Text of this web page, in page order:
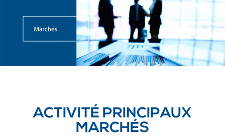
ACTIVITÉ PRINCIPAUX
MARCHÉS